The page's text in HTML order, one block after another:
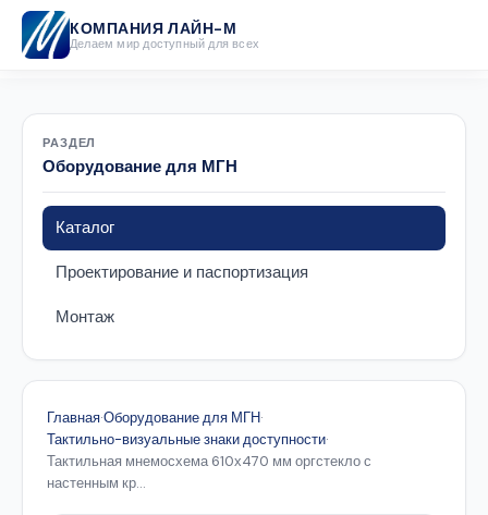
КОМПАНИЯ ЛАЙН-М
Делаем мир доступный для всех
РАЗДЕЛ
Оборудование для МГН
Каталог
Проектирование и паспортизация
Монтаж
Главная·Оборудование для МГН·
Тактильно-визуальные знаки доступности·
Тактильная мнемосхема 610х470 мм оргстекло с
настенным кр...